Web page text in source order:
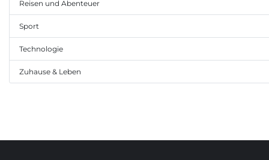
Reisen und Abenteuer
Sport
Technologie
Zuhause & Leben